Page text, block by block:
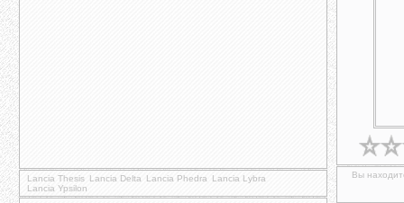
Lancia Thesis Lancia Delta Lancia Phedra
Lancia Lybra
Lancia Ypsilon
Вы